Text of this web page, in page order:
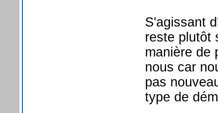
S'agissant
reste plutôt
manière de
nous car
pas
type de